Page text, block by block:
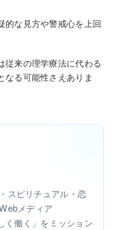
的な見方や警戒心を上回
従来の理学療法に代わる
なる可能性さえありま
スピリチュアル・恋
メディア
く働く」をミッション